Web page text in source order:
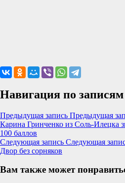
Навигация по записям
Предыдущая запись Предыдущая
Карина Гринченко из Соль-Илецка
100 баллов
Следующая запись Следующая
Двор без сорняков
Вам также может